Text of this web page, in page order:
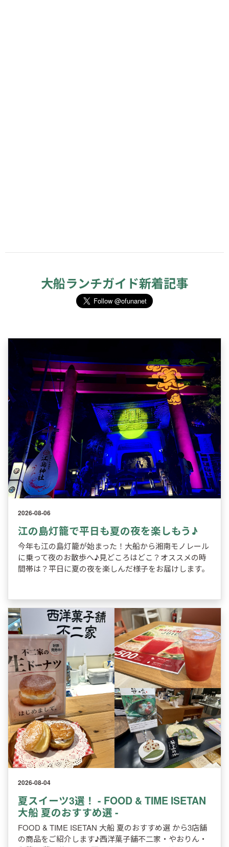
大船ランチガイド新着記事
2026-08-06
江の島灯籠で平日も夏の夜を楽しもう♪
今年も江の島灯籠が始まった！大船から湘南モノレール
に乗って夜のお散歩へ♪見どころはどこ？オススメの時
間帯は？平日に夏の夜を楽しんだ様子をお届けします。
2026-08-04
夏スイーツ3選！ - FOOD & TIME ISETAN
大船 夏のおすすめ選 -
FOOD & TIME ISETAN 大船 夏のおすすめ選 から3店舗
の商品をご紹介します♪西洋菓子舗不二家・やおりん・